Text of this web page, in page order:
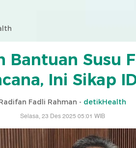
Bantuan Susu
Ini Sikap
Fadli Rahman - detikHealth
Selasa, 23 Des 2025 05:01 WIB